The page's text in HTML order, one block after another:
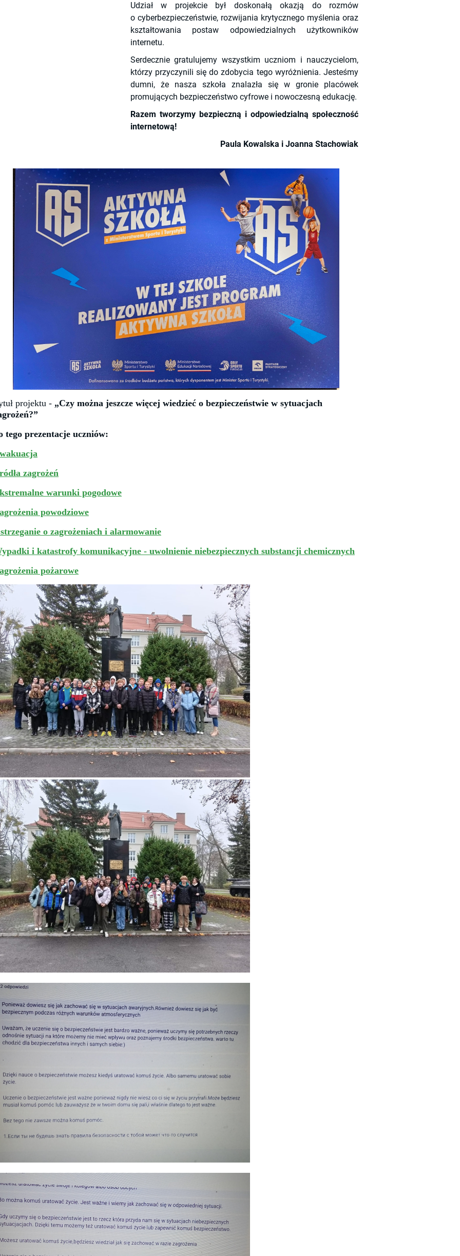
Udział w projekcie był doskonałą okazją do rozmów
o cyberbezpieczeństwie, rozwijania krytycznego myślenia oraz
kształtowania postaw odpowiedzialnych użytkowników
internetu.
Serdecznie gratulujemy wszystkim uczniom i nauczycielom,
którzy przyczynili się do zdobycia tego wyróżnienia. Jesteśmy
dumni, że nasza szkoła znalazła się w gronie placówek
promujących bezpieczeństwo cyfrowe i nowoczesną edukację.
Razem tworzymy bezpieczną i odpowiedzialną społeczność
internetową!
Paula Kowalska i Joanna Stachowiak
projektu - „Czy można jeszcze więcej wiedzieć o bezpieczeństwie w sytuacjach
tego prezentacje uczniów:
zagrożeń
warunki pogodowe
powodziowe
o zagrożeniach i alarmowanie
i katastrofy komunikacyjne - uwolnienie niebezpiecznych substancji chemicznych
pożarowe